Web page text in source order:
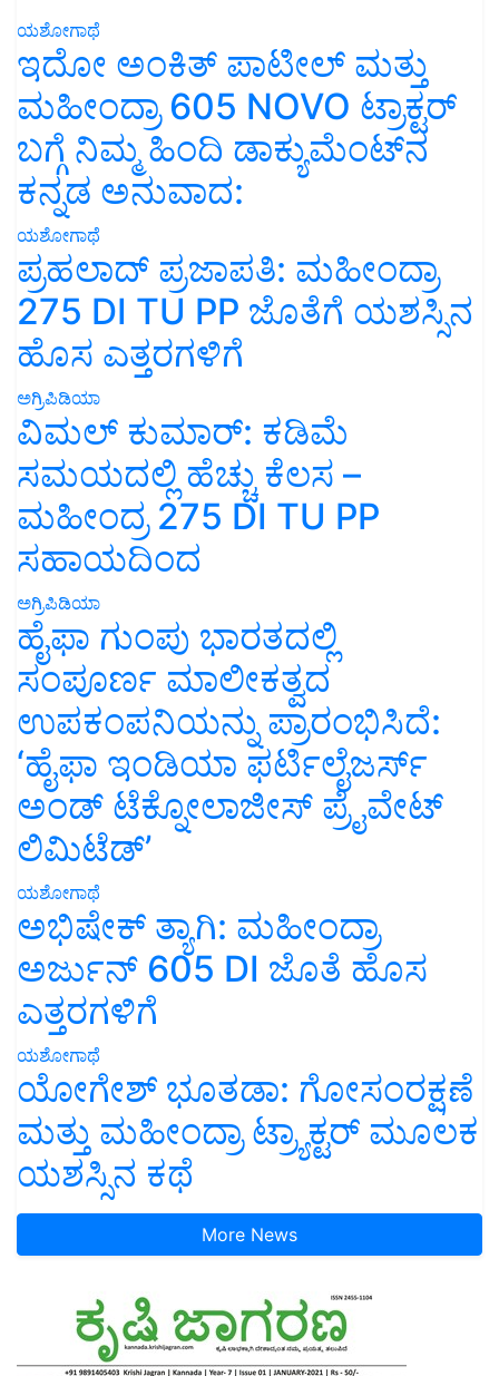
ಯಶೋಗಾಥೆ
ಇದೋ ಅಂಕಿತ್ ಪಾಟೀಲ್ ಮತ್ತು
ಮಹೀಂದ್ರಾ 605 NOVO ಟ್ರಾಕ್ಟರ್
ಬಗ್ಗೆ ನಿಮ್ಮ ಹಿಂದಿ ಡಾಕ್ಯುಮೆಂಟ್‌ನ
ಕನ್ನಡ ಅನುವಾದ:
ಯಶೋಗಾಥೆ
ಪ್ರಹಲಾದ್ ಪ್ರಜಾಪತಿ: ಮಹೀಂದ್ರಾ
275 DI TU PP ಜೊತೆಗೆ ಯಶಸ್ಸಿನ
ಹೊಸ ಎತ್ತರಗಳಿಗೆ
ಅಗ್ರಿಪಿಡಿಯಾ
ವಿಮಲ್ ಕುಮಾರ್: ಕಡಿಮೆ
ಸಮಯದಲ್ಲಿ ಹೆಚ್ಚು ಕೆಲಸ –
ಮಹೀಂದ್ರ 275 DI TU PP
ಸಹಾಯದಿಂದ
ಅಗ್ರಿಪಿಡಿಯಾ
ಹೈಫಾ ಗುಂಪು ಭಾರತದಲ್ಲಿ
ಸಂಪೂರ್ಣ ಮಾಲೀಕತ್ವದ
ಉಪಕಂಪನಿಯನ್ನು ಪ್ರಾರಂಭಿಸಿದೆ:
‘ಹೈಫಾ ಇಂಡಿಯಾ ಫರ್ಟಿಲೈಜರ್ಸ್
ಅಂಡ್ ಟೆಕ್ನೋಲಾಜೀಸ್ ಪ್ರೈವೇಟ್
ಲಿಮಿಟೆಡ್’
ಯಶೋಗಾಥೆ
ಅಭಿಷೇಕ್ ತ್ಯಾಗಿ: ಮಹೀಂದ್ರಾ
ಅರ್ಜುನ್ 605 DI ಜೊತೆ ಹೊಸ
ಎತ್ತರಗಳಿಗೆ
ಯಶೋಗಾಥೆ
ಯೋಗೇಶ್ ಭೂತಡಾ: ಗೋಸಂರಕ್ಷಣೆ
ಮತ್ತು ಮಹೀಂದ್ರಾ ಟ್ರ್ಯಾಕ್ಟರ್ ಮೂಲಕ
ಯಶಸ್ಸಿನ ಕಥೆ
More News